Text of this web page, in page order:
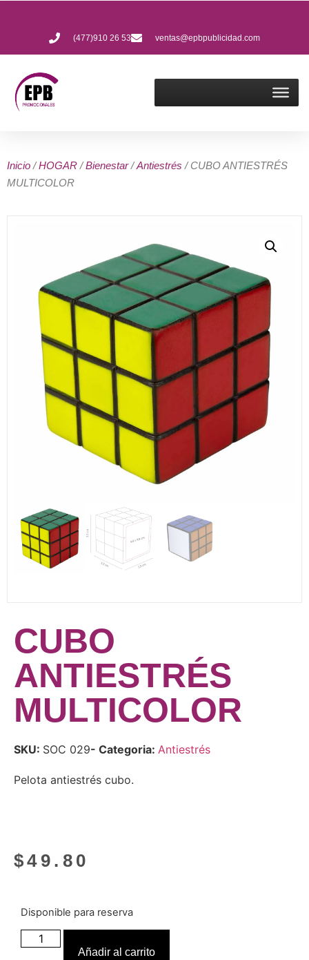
(477)910 26 53 ventas@epbpublicidad.com
Inicio /HOGAR /Bienestar/Antiestrés / CUBO ANTIESTRÉS
MULTICOLOR
CUBO
ANTIESTRÉS
MULTICOLOR
SKU: SOC 029- Categoria: Antiestrés
Pelota antiestrés cubo.
$49.80
Disponible para reserva
Añadir al carrito